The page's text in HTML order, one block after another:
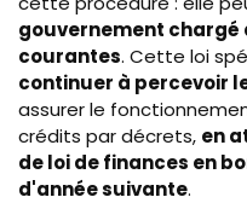
gouvernement chargé
courantes. Cette loi
continuer à percevoir
assurer le
crédits par décrets, en
de loi de finances en
d'année suivante.